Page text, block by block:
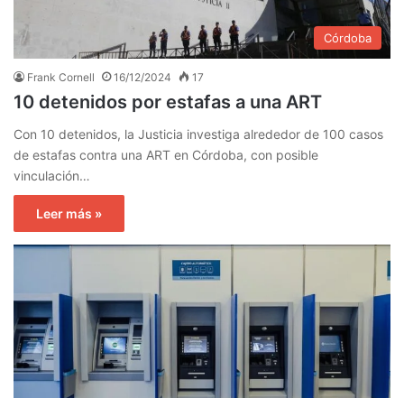
Córdoba
Frank Cornell 16/12/2024 17
10 detenidos por estafas a una ART
Con 10 detenidos, la Justicia investiga alrededor de 100 casos
de estafas contra una ART en Córdoba, con posible
vinculación…
Leer más »